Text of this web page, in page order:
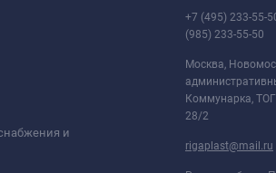
и
+7 (495) 233-55-
(985) 233-55-50
Москва,
Коммунарка,
28/2
rigaplast@mail.ru